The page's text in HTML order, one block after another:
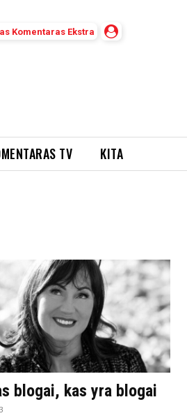
Komentaras Ekstra
TV KITA
blogai, kas yra blogai